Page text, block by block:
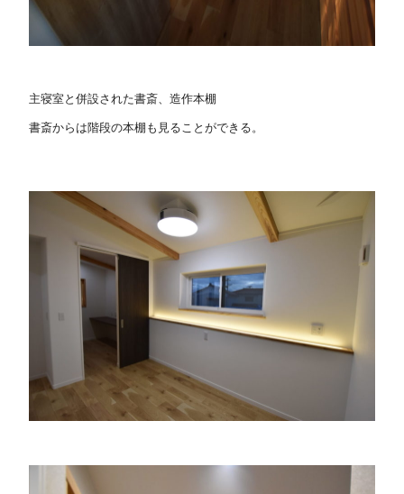
主寝室と併設された書斎、造作本棚
書斎からは階段の本棚も見ることができる。